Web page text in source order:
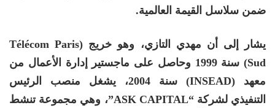
ضمن سلاسل القيمة العالمية.
يشار إلى أن مهدي التازي، وهو خريج (Télécom Paris
Sud) سنة 1999 وحاصل على ماجستير إدارة الأعمال من
معهد (INSEAD) سنة 2004، يشغل منصب الرئيس
التنفيذي لشركة “ASK CAPITAL”، وهي مجموعة تنشط